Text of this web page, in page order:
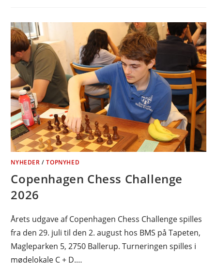
NYHEDER /TOPNYHED
Copenhagen Chess Challenge
2026
Årets udgave af Copenhagen Chess Challenge spilles
fra den 29. juli til den 2. august hos BMS på Tapeten,
Magleparken 5, 2750 Ballerup. Turneringen spilles i
mødelokale C + D.…